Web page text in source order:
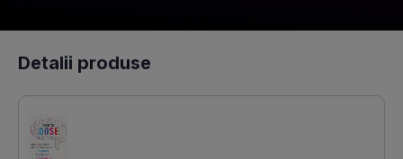
Detalii produse